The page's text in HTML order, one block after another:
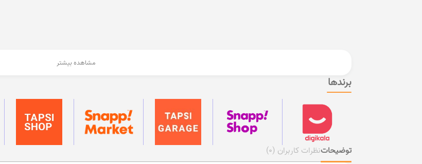
مشاهده بیشتر
برندها
توضیحاتنظرات کاربران (0)